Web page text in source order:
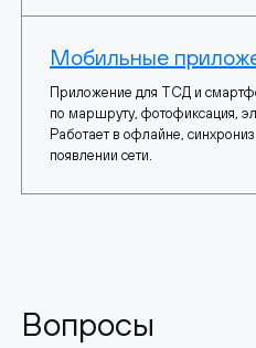
Мобильные
Приложение для ТСД и
по маршруту, фотофиксация,
Работает в офлайне,
появлении сети.
Вопросы